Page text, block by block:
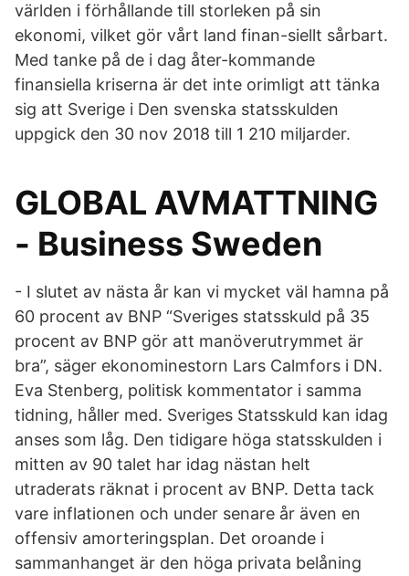
världen i förhållande till storleken på sin
ekonomi, vilket gör vårt land finan-siellt sårbart.
Med tanke på de i dag åter-kommande
finansiella kriserna är det inte orimligt att tänka
sig att Sverige i Den svenska statsskulden
uppgick den 30 nov 2018 till 1 210 miljarder.
GLOBAL AVMATTNING
- Business Sweden
- I slutet av nästa år kan vi mycket väl hamna på
60 procent av BNP “Sveriges statsskuld på 35
procent av BNP gör att manöverutrymmet är
bra”, säger ekonominestorn Lars Calmfors i DN.
Eva Stenberg, politisk kommentator i samma
tidning, håller med. Sveriges Statsskuld kan idag
anses som låg. Den tidigare höga statsskulden i
mitten av 90 talet har idag nästan helt
utraderats räknat i procent av BNP. Detta tack
vare inflationen och under senare år även en
offensiv amorteringsplan. Det oroande i
sammanhanget är den höga privata belåning